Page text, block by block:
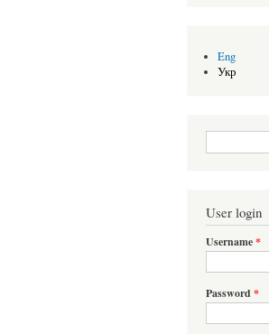
Eng
Укр
Search form
User login
Username*
Password *